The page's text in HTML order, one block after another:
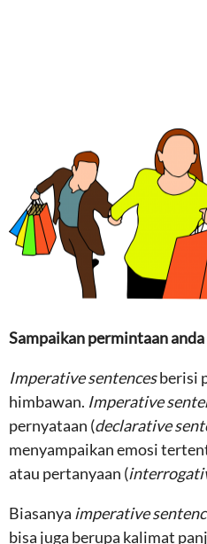
Sampaikan permintaan
Imperative sentencesberisi
himbawan. Imperative
pernyataan (declarative
menyampaikan emosi
atau pertanyaan (
Biasanya imperative
bisa juga berupa kalimat